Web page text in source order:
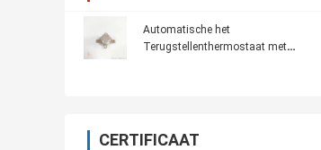
Automatische het
Terugstellenthermostaat met
CERTIFICAAT